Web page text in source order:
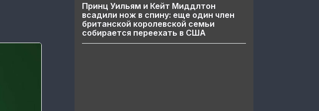
Принц Уильям и Кейт Миддлтон
всадили нож в спину: еще один член
британской королевской семьи
собирается переехать в США